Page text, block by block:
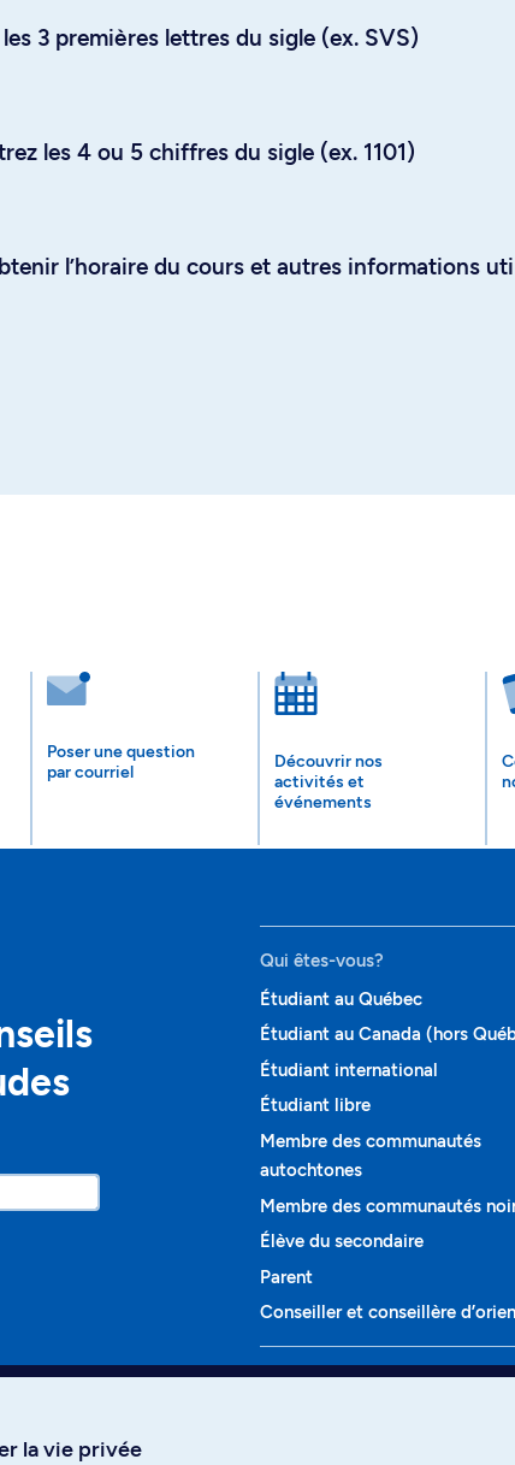
3 premières lettres du sigle (ex. SVS)
les 4 ou 5 chiffres du sigle (ex. 1101)
l’horaire du cours et autres informations
Poser une question
par courriel
Découvrir nos
activités et
événements
Qui êtes-vous?
Étudiant au Québec
Étudiant au Canada (hors
Étudiant international
Étudiant libre
Membre des communautés
autochtones
Membre des communautés
Élève du secondaire
Parent
Conseiller et conseillère
Programmes et cours
la vie privée